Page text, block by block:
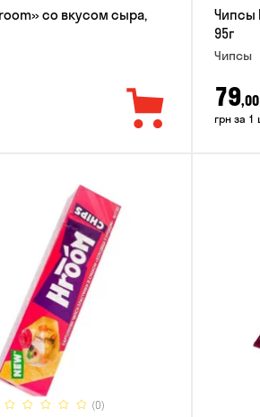
со вкусом сыра,
Чипсы
95г
Чипсы
79,00
грн за 1
(0)